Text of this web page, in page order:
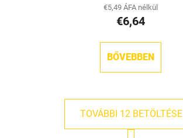
€5,49 ÁFA nélkül
€6,64
BŐVEBBEN
TOVÁBBI 12 BETÖLTÉSE